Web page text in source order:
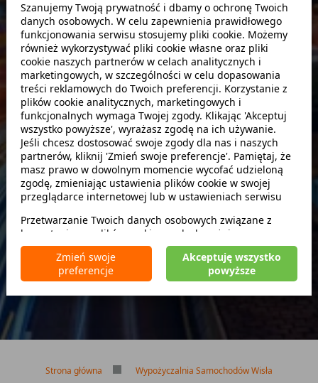
Data odbioru Godzina
Data zwrotu Godzina
Szukaj
zwróć w innym miejscu
Brak limitu kilometrów
Bezpłatne odwołanie rezerwacji
Strona główna Wypożyczalnia Samochodów Wisła
Szanujemy Twoją prywatność i dbamy o ochronę Twoich
danych osobowych. W celu zapewnienia prawidłowego
funkcjonowania serwisu stosujemy pliki cookie. Możemy
również wykorzystywać pliki cookie własne oraz pliki
cookie naszych partnerów w celach analitycznych i
marketingowych, w szczególności w celu dopasowania
treści reklamowych do Twoich preferencji. Korzystanie z
plików cookie analitycznych, marketingowych i
funkcjonalnych wymaga Twojej zgody. Klikając 'Akceptuj
wszystko powyższe', wyrażasz zgodę na ich używanie.
Jeśli chcesz dostosować swoje zgody dla nas i naszych
partnerów, kliknij 'Zmień swoje preferencje'. Pamiętaj, że
masz prawo w dowolnym momencie wycofać udzieloną
zgodę, zmieniając ustawienia plików cookie w swojej
przeglądarce internetowej lub w ustawieniach serwisu
Przetwarzanie Twoich danych osobowych związane z
korzystaniem z plików cookie w celach wyżej
wymienionych jest prowadzone przez CarFree sp. z o.o. z
siedzibą w Warszawie (02-677), ul. Cybernetyki 5,
będącego administratorem danych. W niektórych
nasi partnerzy. Szczegółowe informacje na temat
korzystania przez nas i naszych partnerów z plików cookie
oraz przetwarzania Twoich danych osobowych, w tym
dotyczące Twoich uprawnień, zawarte są w naszej
Zmień swoje
preferencje
Akceptuję wszystko
powyższe